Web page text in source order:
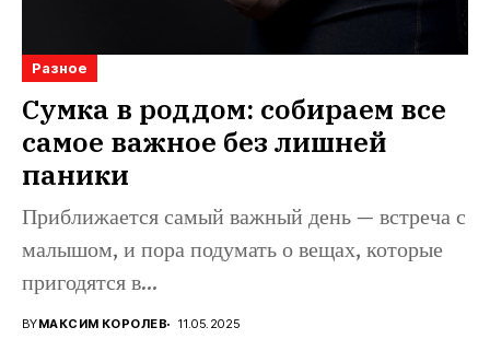
Разное
Сумка в роддом: собираем все
самое важное без лишней
паники
Приближается самый важный день — встреча с
малышом, и пора подумать о вещах, которые
пригодятся в...
BYМАКСИМ КОРОЛЕВ 11.05.2025